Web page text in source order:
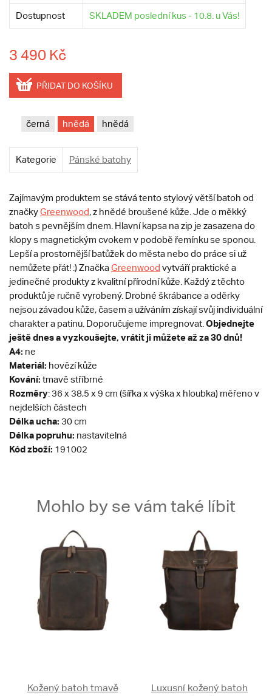
Dostupnost SKLADEM poslední kus - 10.8. u Vás!
3 490 Kč
PŘIDAT DO KOŠÍKU
černá hnědá hnědá
Kategorie Pánské batohy
Zajímavým produktem se stává tento stylový větší batoh od
značkyGreenwood, z hnědé broušené kůže. Jde o měkký
batoh s pevnějším dnem. Hlavní kapsa na zip je zasazena do
klopy s magnetickým cvokem v podobě řemínku se sponou.
Lepší a prostornější batůžek do města nebo do práce si už
nemůžete přát! :) Značka Greenwood vytváří praktické a
jedinečné produkty z kvalitní přírodní kůže. Každý z těchto
produktů je ručně vyrobený. Drobné škrábance a oděrky
nejsou závadou kůže, časem a užíváním získají svůj individuální
charakter a patinu. Doporučujeme impregnovat. Objednejte
ještě dnes a vyzkoušejte, vrátit ji můžete až za 30 dnů!
A4: ne
Materiál: hovězí kůže
Kování: tmavě stříbrné
Rozměry: 36 x 38,5 x 9 cm (šířka x výška x hloubka) měřeno v
nejdelších částech
Délka ucha: 30 cm
Délka popruhu: nastavitelná
Kód zboží: 191002
Mohlo by se vám také líbit
Kožený batoh tmavě
Luxusní kožený batoh